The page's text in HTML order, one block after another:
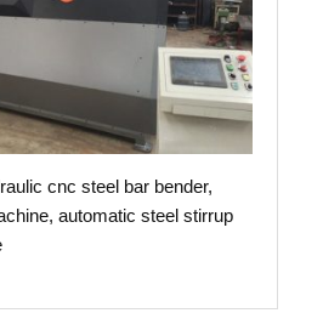
cnc steel bar bender,
automatic steel stirrup